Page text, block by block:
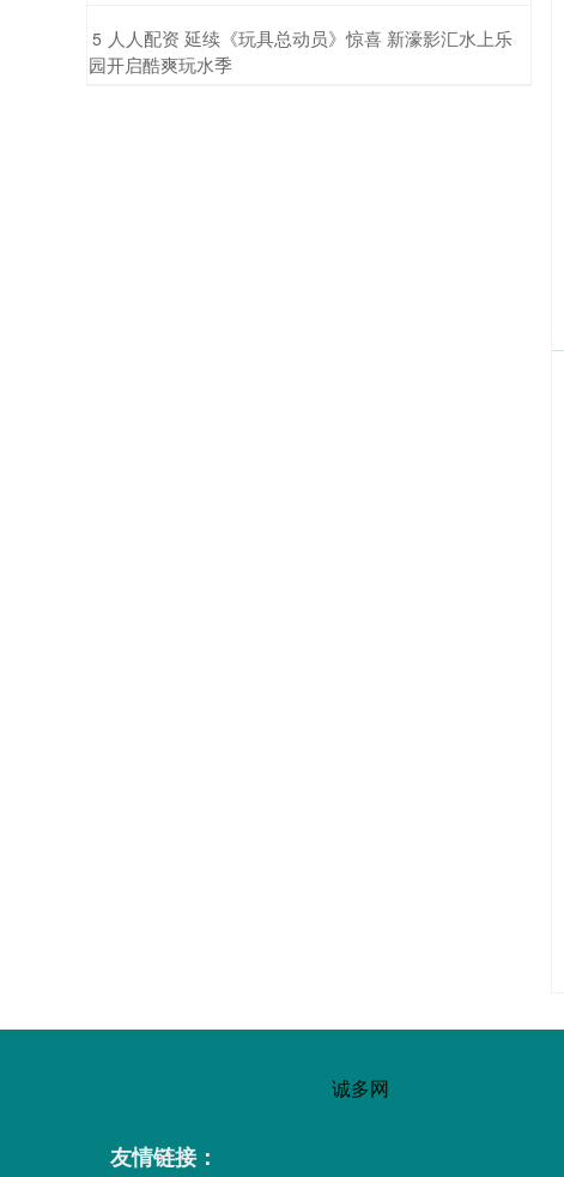
5 ​人人配资 延续《玩具总动员》惊喜 新濠影汇水上乐
园开启酷爽玩水季
诚多网
友情链接：